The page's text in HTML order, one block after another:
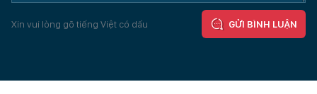
Xin vui lòng gõ tiếng Việt có dấu GỬI BÌNH LUẬN